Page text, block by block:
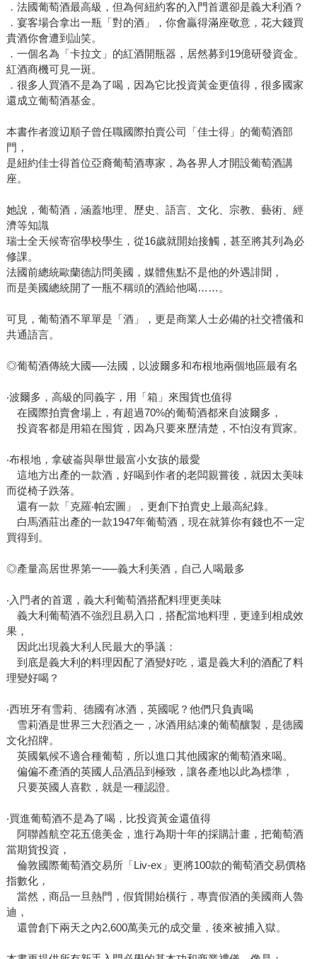
．法國葡萄酒最高級，但為何紐約客的入門首選卻是義大利酒？
．宴客場合拿出一瓶「對的酒」，你會贏得滿座敬意，花大錢買
貴酒你會遭到訕笑。
．一個名為「卡拉文」的紅酒開瓶器，居然募到19億研發資金。
紅酒商機可見一斑。
．很多人買酒不是為了喝，因為它比投資黃金更值得，很多國家
還成立葡萄酒基金。
本書作者渡辺順子曾任職國際拍賣公司「佳士得」的葡萄酒部
門，
是紐約佳士得首位亞裔葡萄酒專家，為各界人才開設葡萄酒講
座。
她說，葡萄酒，涵蓋地理、歷史、語言、文化、宗教、藝術、經
濟等知識
瑞士全天候寄宿學校學生，從16歲就開始接觸，甚至將其列為必
修課。
法國前總統歐蘭德訪問美國，媒體焦點不是他的外遇誹聞，
而是美國總統開了一瓶不稱頭的酒給他喝……。
可見，葡萄酒不單單是「酒」，更是商業人士必備的社交禮儀和
共通語言。
◎葡萄酒傳統大國──法國，以波爾多和布根地兩個地區最有名
‧波爾多，高級的同義字，用「箱」來囤貨也值得
在國際拍賣會場上，有超過70%的葡萄酒都來自波爾多，
投資客都是用箱在囤貨，因為只要來歷清楚，不怕沒有買家。
‧布根地，拿破崙與舉世最富小女孩的最愛
這地方出產的一款酒，好喝到作者的老闆親嘗後，就因太美味
而從椅子跌落。
還有一款「克羅‧帕宏圖」，更創下拍賣史上最高紀錄。
白馬酒莊出產的一款1947年葡萄酒，現在就算你有錢也不一定
買得到。
◎產量高居世界第一──義大利美酒，自己人喝最多
‧入門者的首選，義大利葡萄酒搭配料理更美味
義大利葡萄酒不強烈且易入口，搭配當地料理，更達到相成效
果，
因此出現義大利人民最大的爭議：
到底是義大利的料理因配了酒變好吃，還是義大利的酒配了料
理變好喝？
‧西班牙有雪莉、德國有冰酒，英國呢？他們只負責喝
雪莉酒是世界三大烈酒之一，冰酒用結凍的葡萄釀製，是德國
文化招牌。
英國氣候不適合種葡萄，所以進口其他國家的葡萄酒來喝。
偏偏不產酒的英國人品酒品到極致，讓各產地以此為標準，
只要英國人喜歡，就是一種認證。
‧買進葡萄酒不是為了喝，比投資黃金還值得
阿聯酋航空花五億美金，進行為期十年的採購計畫，把葡萄酒
當期貨投資，
倫敦國際葡萄酒交易所「Liv-ex」更將100款的葡萄酒交易價格
指數化，
當然，商品一旦熱門，假貨開始橫行，專賣假酒的美國商人魯
迪，
還曾創下兩天之內2,600萬美元的成交量，後來被捕入獄。